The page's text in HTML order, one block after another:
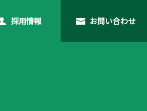
採用情報 お問い合わせ